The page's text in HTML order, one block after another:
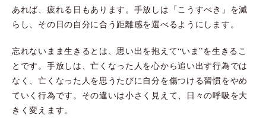
あれば、疲れる日もあります。手放しは「こうすべき」を減
らし、その日の自分に合う距離感を選べるようにします。
忘れないまま生きるとは、思い出を抱えて“いま”を生きるこ
とです。手放しは、亡くなった人を心から追い出す行為では
なく、亡くなった人を思うたびに自分を傷つける習慣をやめ
ていく行為です。その違いは小さく見えて、日々の呼吸を大
きく変えます。